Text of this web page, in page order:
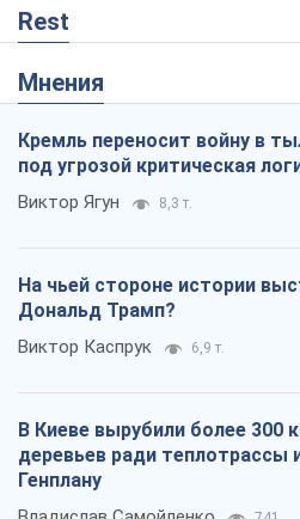
Rest
Мнения
Кремль переносит войну в
под угрозой критическая
Виктор Ягун 8,3 т.
На чьей стороне истории
Дональд Трамп?
Виктор Каспрук 6,9 т.
В Киеве вырубили более 300
деревьев ради теплотрассы
Генплану